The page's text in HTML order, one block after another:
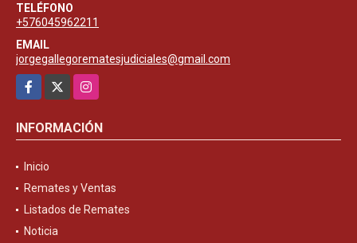
TELÉFONO
+576045962211
EMAIL
jorgegallegorematesjudiciales@gmail.com
Facebook
Instagram
INFORMACIÓN
Inicio
Remates y Ventas
Listados de Remates
Noticia